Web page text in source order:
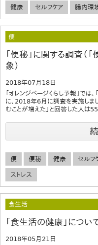
健康 セルフケア 腸内環
便
「便秘」に関する調査（
象）
2018年07月18日
「オレンジページくらし予報」で
に、2018年6月に調査を実施しま
むことが増えた」と回答した人は
便 便秘 健康 セルフ
ストレス
食生活
「食生活の健康」につい
2018年05月21日